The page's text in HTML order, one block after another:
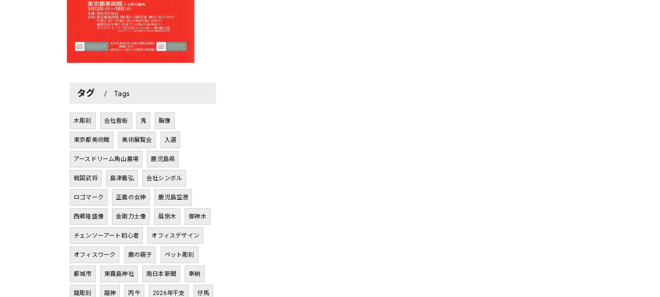
タグ Tags
木彫刻 会社看板 鬼 胸像
東京都美術館 美術展覧会 入選
アースドリーム角山農場 鹿児島県
戦国武将 島津義弘 会社シンボル
ロゴマーク 正義の女神 鹿児島空港
西郷隆盛像 金剛力士像 風倒木 御神木
チェンソーアート初心者 オフィスデザイン
オフィスワーク 鹿の親子 ペット彫刻
都城市 東霧島神社 南日本新聞 奉納
龍彫刻 龍神 丙午 2026年干支 仔馬